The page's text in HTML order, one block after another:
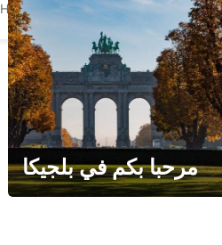
HAMBURG - GERMANY
مرحبا بكم في بلجيكا